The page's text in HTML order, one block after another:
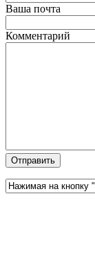
Ваша почта
Комментарий